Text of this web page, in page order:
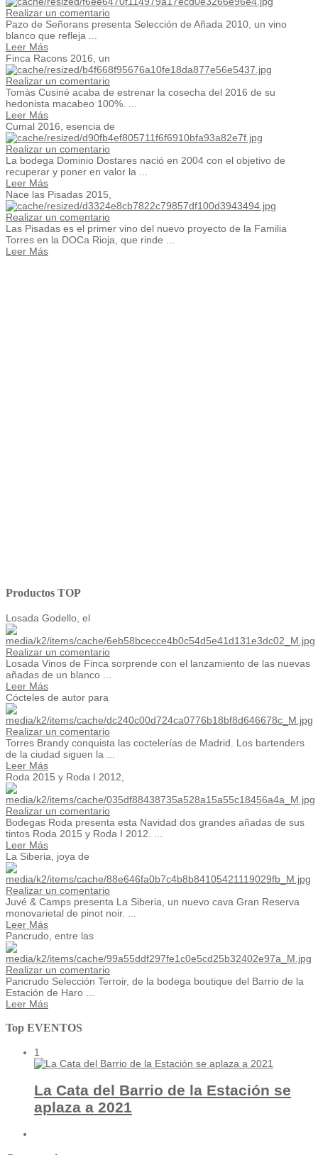
Realizar un comentario
Pazo de Señorans presenta Selección de Añada 2010, un vino
blanco que refleja ...
Leer Más
Finca Racons 2016, un
Realizar un comentario
Tomàs Cusiné acaba de estrenar la cosecha del 2016 de su
hedonista macabeo 100%. ...
Leer Más
Cumal 2016, esencia de
Realizar un comentario
La bodega Dominio Dostares nació en 2004 con el objetivo de
recuperar y poner en valor la ...
Leer Más
Nace las Pisadas 2015,
Realizar un comentario
Las Pisadas es el primer vino del nuevo proyecto de la Familia
Torres en la DOCa Rioja, que rinde ...
Leer Más
Productos TOP
Losada Godello, el
Realizar un comentario
Losada Vinos de Finca sorprende con el lanzamiento de las nuevas
añadas de un blanco ...
Leer Más
Cócteles de autor para
Realizar un comentario
Torres Brandy conquista las coctelerías de Madrid. Los bartenders
de la ciudad siguen la ...
Leer Más
Roda 2015 y Roda I 2012,
Realizar un comentario
Bodegas Roda presenta esta Navidad dos grandes añadas de sus
tintos Roda 2015 y Roda I 2012. ...
Leer Más
La Siberia, joya de
Realizar un comentario
Juvé & Camps presenta La Siberia, un nuevo cava Gran Reserva
monovarietal de pinot noir. ...
Leer Más
Pancrudo, entre las
Realizar un comentario
Pancrudo Selección Terroir, de la bodega boutique del Barrio de la
Estación de Haro ...
Leer Más
Top EVENTOS
1
La Cata del Barrio de la Estación se
aplaza a 2021